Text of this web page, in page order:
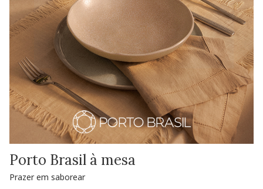
Porto Brasil à mesa
Prazer em saborear